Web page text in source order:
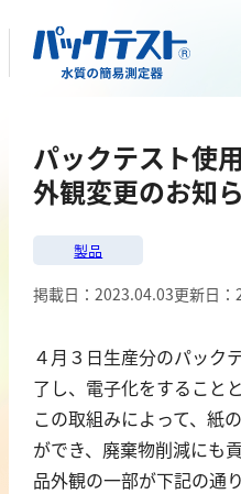
パックテスト使
外観変更のお知
製品
掲載日：2023.04.03更新日：
４月３日生産分のパック
了し、電子化をすること
この取組みによって、紙
ができ、廃棄物削減にも
品外観の一部が下記の通
ら
製品を探す
目的から
製品を探す
金属
亜鉛
カドミウム
金
銀
クロム